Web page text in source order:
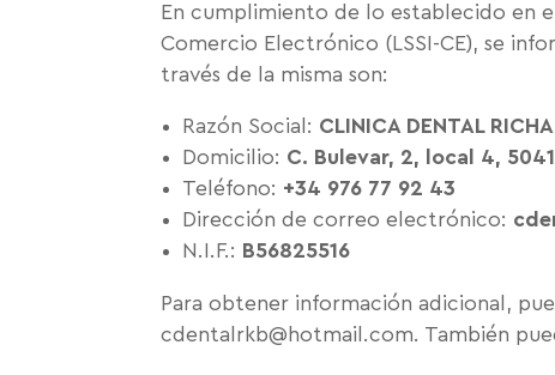
En cumplimiento de lo establecido en
Comercio Electrónico (LSSI-CE), se
través de la misma son:
Razón Social: CLINICA DENTAL
Domicilio: C. Bulevar, 2, local 4,
Teléfono: +34 976 77 92 43
Dirección de correo electrónico:
N.I.F.: B56825516
Para obtener información adicional,
cdentalrkb@hotmail.com. También